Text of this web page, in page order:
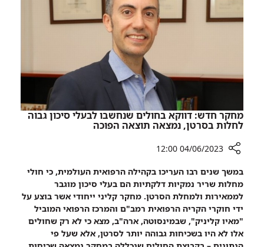
מפני
סרטן
מחקר חדש: דווקא בחולים שנחשבו לבעלי סיכון גבוה
לחלות בסרטן, נמצאה תוצאה הפוכה
שיתוף
מחקר
חדש:
דווקא
בחולים
שנחשבו
04/06/2023 12:00
במשך שנים רבו העריכו בקהילה הרפואית העולמית, כי חולי
מחלות שריר נמקיות דלקתיות הם בעלי סיכון מוגבר
לממאירות ולמחלת הסרטן. מחקר קליני ייחודי אשר בוצע על
ידי חוקרי הקריה הרפואית רמב"ם והמרכז הרפואי המוביל
"מאיו קליניק", שבמינסוטה, ארה"ב, מצא כי לא רק שחולים
אלו לא היו בשכיחות גבוהה יותר לסרטן, אלא שעל פי